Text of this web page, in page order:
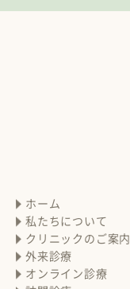
ホーム
私たちについて
クリニックのご案内
外来診療
オンライン診療